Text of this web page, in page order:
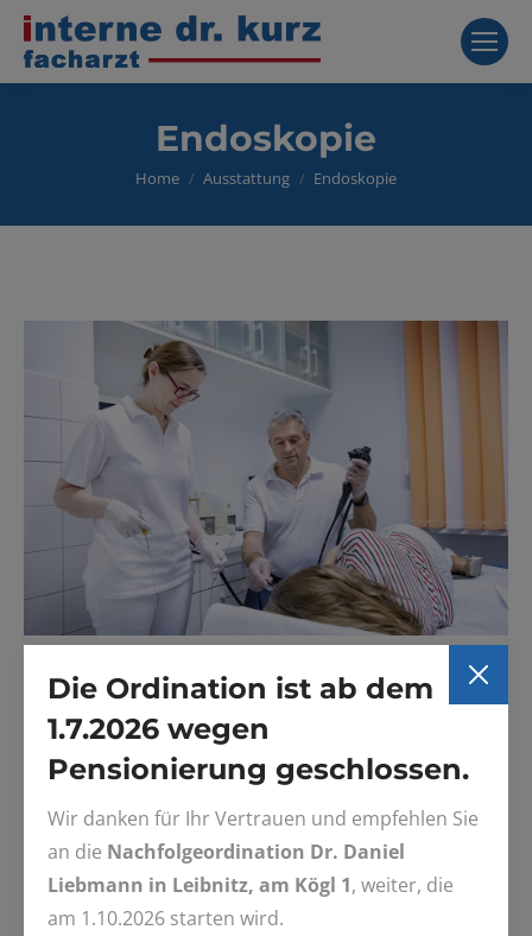
Die Ordination ist ab dem
1.7.2026 wegen
Pensionierung geschlossen.
Wir danken für Ihr Vertrauen und empfehlen Sie
an die Nachfolgeordination Dr. Daniel
Liebmann in Leibnitz, am Kögl 1, weiter, die
am 1.10.2026 starten wird.
Endoskopie
You are here:
Home Ausstattung Endoskopie
Da die Endoskopie unter dem Ruf der Schmerzhaftigkeit
leidet, wird versucht möglichst schonend die
endoskopischen Untersuchungen durchzuführen.
Gastroskopie (Magenspiegelung)
Colonoskopie (Dickdarmspiegelung)